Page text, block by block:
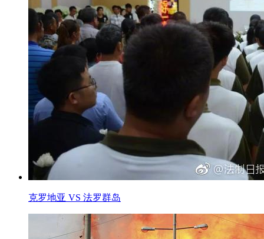
克罗地亚 VS 法罗群岛